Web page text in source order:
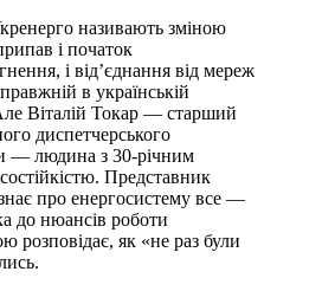
називають зміною
і початок
і від’єднання від мереж
в українській
Віталій Токар — старший
диспетчерського
— людина з 30-річним
Представник
знає про енергосистему все —
до нюансів роботи
розповідає, як «не раз були